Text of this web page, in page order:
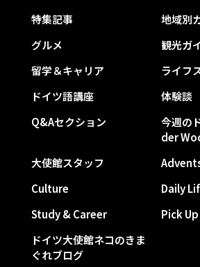
特集記事
地域別
グルメ
観光ガ
留学＆キャリア
ライフ
ドイツ語講座
体験談
Q&Aセクション
今週の
der
大使館スタッフ
Culture
Daily
Study & Career
Pick Up
ドイツ大使館ネコのきま
ぐれブログ